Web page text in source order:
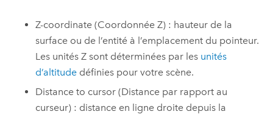
Z-coordinate (Coordonnée Z) : hauteur de la
surface ou de l’entité à l’emplacement du pointeur.
Les unités Z sont déterminées par les unités
d’altitude définies pour votre scène.
Distance to cursor (Distance par rapport au
curseur) : distance en ligne droite depuis la